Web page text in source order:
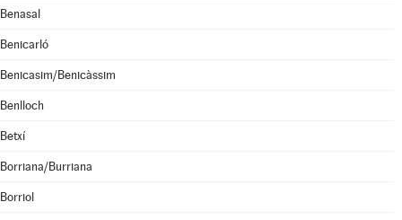
Benasal
Benicarló
Benicasim/Benicàssim
Benlloch
Betxí
Borriana/Burriana
Borriol